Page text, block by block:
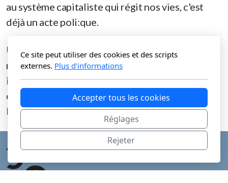
au système capitaliste qui régit nos vies, c'est
déjà un acte poli:que.
Une spiritualité sans engagement dévie vers le
narcissisme. Une citoyenneté sans ancrage
intérieur risque d'être du militan:sme à vide. Les
deux sont inséparables : l'une est la racine,
l'autre, le fruit.
Ce site peut utiliser des cookies et des scripts
externes. Plus d'informations
Accepter tous les cookies
Réglages
Rejeter